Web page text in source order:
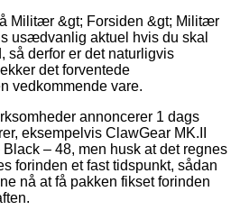
Militær &gt; Forsiden &gt; Militær
usædvanlig aktuel hvis du skal
så derfor er det naturligvis
det forventede
vedkommende vare.
annoncerer 1 dags
eksempelvis ClawGear MK.II
– 48, men husk at det regnes
forinden et fast tidspunkt, sådan
nå at få pakken fikset forinden